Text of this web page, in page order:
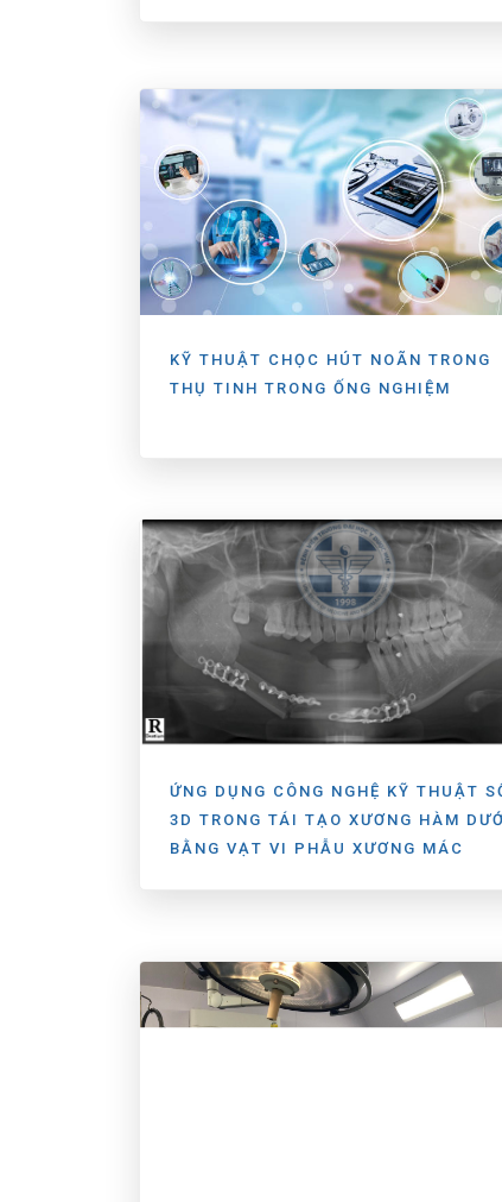
KỸ THUẬT CHỌC HÚT NOÃN TRONG
THỤ TINH TRONG ỐNG NGHIỆM
ỨNG DỤNG CÔNG NGHỆ KỸ THUẬT
3D TRONG TÁI TẠO XƯƠNG HÀM
BẰNG VẠT VI PHẪU XƯƠNG MÁC